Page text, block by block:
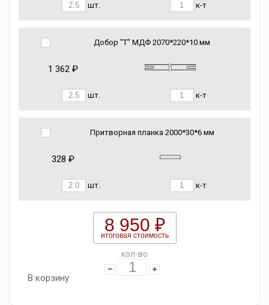
шт. к-т
Добор "Т" МДФ 2070*220*10 мм
1 362 ₽
шт. к-т
Притворная планка 2000*30*6 мм
328 ₽
шт. к-т
8 950 ₽
итоговая стоимость
кол-во
В корзину